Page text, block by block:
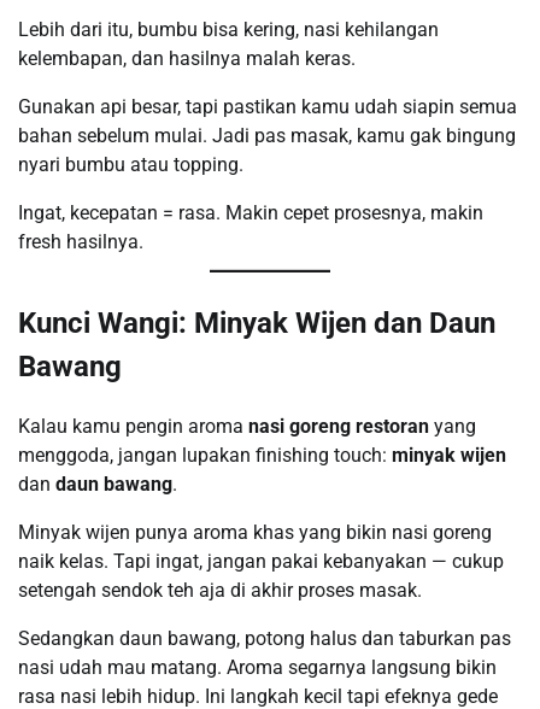
Lebih dari itu, bumbu bisa kering, nasi kehilangan
kelembapan, dan hasilnya malah keras.
Gunakan api besar, tapi pastikan kamu udah siapin semua
bahan sebelum mulai. Jadi pas masak, kamu gak bingung
nyari bumbu atau topping.
Ingat, kecepatan = rasa. Makin cepet prosesnya, makin
fresh hasilnya.
Kunci Wangi: Minyak Wijen dan Daun
Bawang
Kalau kamu pengin aroma nasi goreng restoran yang
menggoda, jangan lupakan finishing touch: minyak wijen
dan daun bawang.
Minyak wijen punya aroma khas yang bikin nasi goreng
naik kelas. Tapi ingat, jangan pakai kebanyakan — cukup
setengah sendok teh aja di akhir proses masak.
Sedangkan daun bawang, potong halus dan taburkan pas
nasi udah mau matang. Aroma segarnya langsung bikin
rasa nasi lebih hidup. Ini langkah kecil tapi efeknya gede